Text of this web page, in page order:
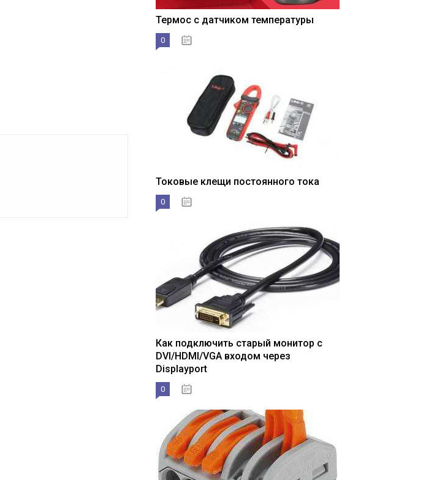
Термос с датчиком температуры
0
Токовые клещи постоянного тока
0
Как подключить старый монитор с
DVI/HDMI/VGA входом через
Displayport
0